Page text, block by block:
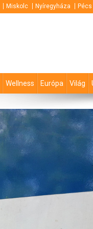
Miskolc Nyíregyháza Pécs
Wellness Európa Világ